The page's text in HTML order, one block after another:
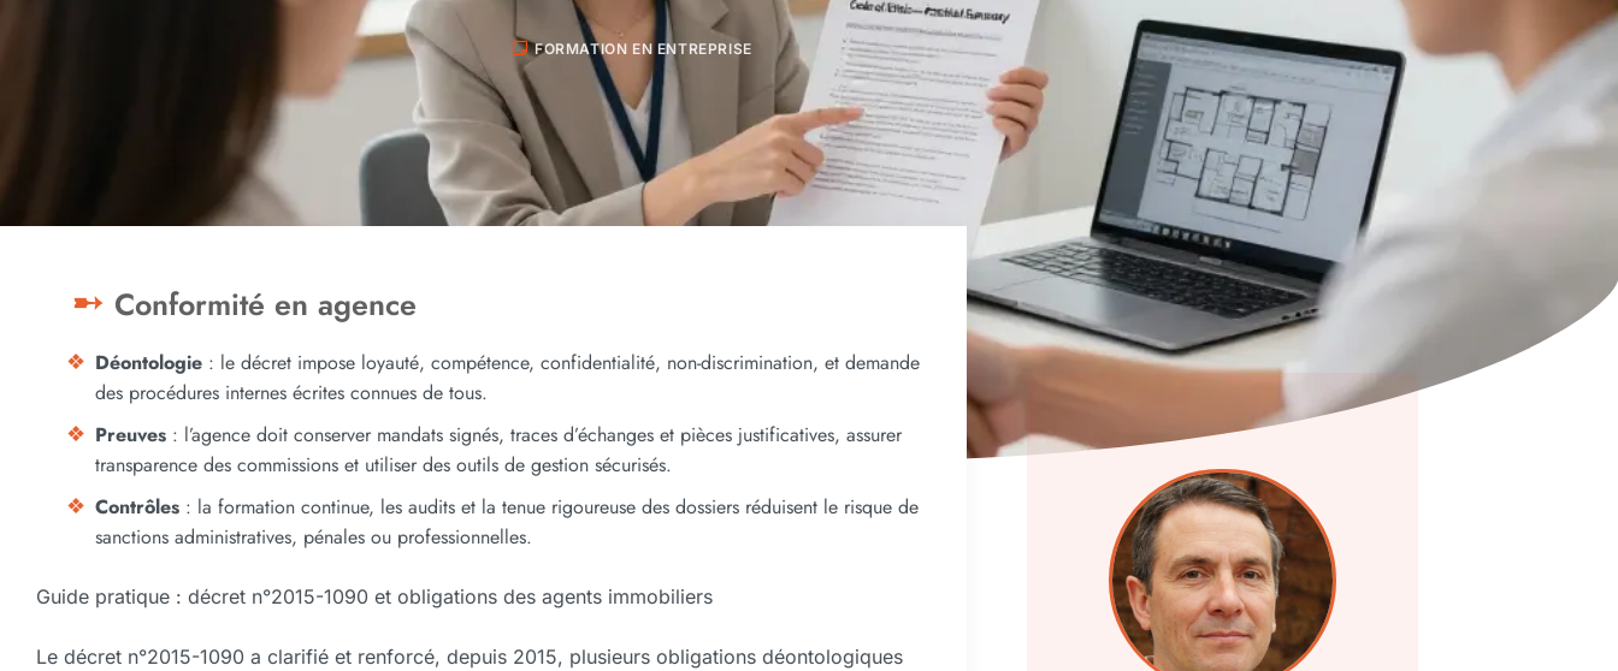
FORMATION EN ENTREPRISE
Conformité en agence
Déontologie : le décret impose loyauté, compétence, confidentialité, non-discrimination, et demande
des procédures internes écrites connues de tous.
Preuves : l’agence doit conserver mandats signés, traces d’échanges et pièces justificatives, assurer
transparence des commissions et utiliser des outils de gestion sécurisés.
Contrôles : la formation continue, les audits et la tenue rigoureuse des dossiers réduisent le risque de
sanctions administratives, pénales ou professionnelles.
Guide pratique : décret n°2015-1090 et obligations des agents immobiliers
Le décret n°2015-1090 a clarifié et renforcé, depuis 2015, plusieurs obligations déontologiques